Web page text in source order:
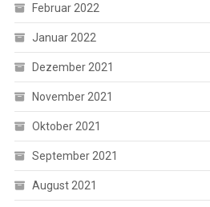
Februar 2022
Januar 2022
Dezember 2021
November 2021
Oktober 2021
September 2021
August 2021